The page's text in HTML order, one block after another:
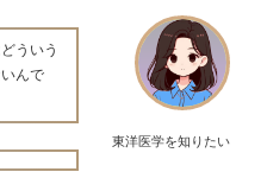
東洋医学を知りたい
ういう
んで